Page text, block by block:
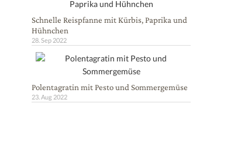
Schnelle Reispfanne mit Kürbis, Paprika und
Hühnchen
28. Sep 2022
Polentagratin mit Pesto und Sommergemüse
23. Aug 2022